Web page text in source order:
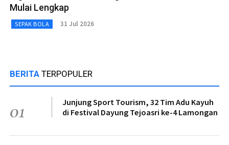
Mulai Lengkap
SEPAK BOLA 31 Jul 2026
BERITA TERPOPULER
01
Junjung Sport Tourism, 32 Tim Adu Kayuh
di Festival Dayung Tejoasri ke-4 Lamongan